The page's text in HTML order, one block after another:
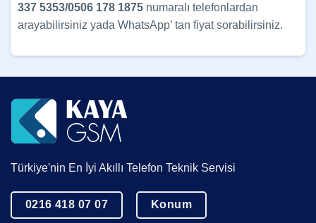
337 5353/0506 178 1875 numaralı telefonlardan
arayabilirsiniz yada WhatsApp’ tan fiyat sorabilirsiniz.
Türkiye'nin En İyi Akıllı Telefon Teknik Servisi
0216 418 07 07 Konum